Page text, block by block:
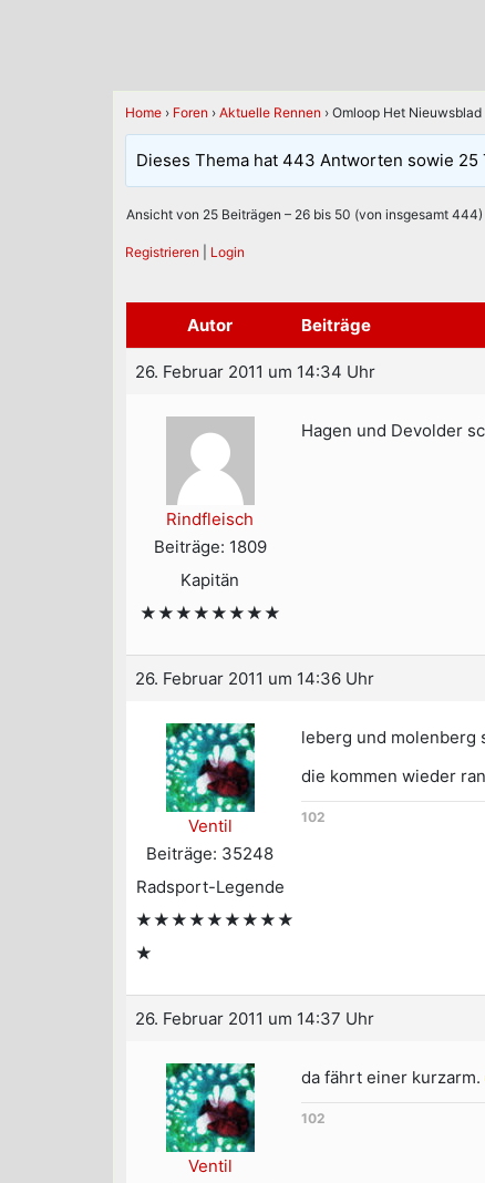
Home › Foren › Aktuelle Rennen › Omloop Het Nieuwsblad
Dieses Thema hat 443 Antworten sowie
Ansicht von 25 Beiträgen – 26 bis 50 (von insgesamt 444)
Registrieren Login
Autor Beiträge
26. Februar 2011 um 14:34 Uhr
Rindfleisch
Beiträge: 1809
Kapitän
★★★★★★★★
Hagen und Devolder
26. Februar 2011 um 14:36 Uhr
Ventil
Beiträge: 35248
Radsport-Legende
★★★★★★★★★
★
leberg und molenberg
die kommen wieder
102
26. Februar 2011 um 14:37 Uhr
Ventil
da fährt einer kurzarm.
102